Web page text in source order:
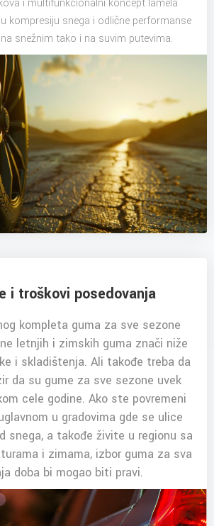
i multifunkcionalni koncept lamela
kompresiju snega i odlične performanse
snežnim tako i na suvim putevima.
i troškovi posedovanja
kompleta guma za sve sezone
letnjih i zimskih guma znači niže
i skladištenja. Ali takođe treba da
da su gume za sve sezone uvek
cele godine. Ako ste povremeni
u gradovima gde se ulice
snega, a takođe živite u regionu sa
i zimama, izbor guma za sva
doba bi mogao biti pravi.